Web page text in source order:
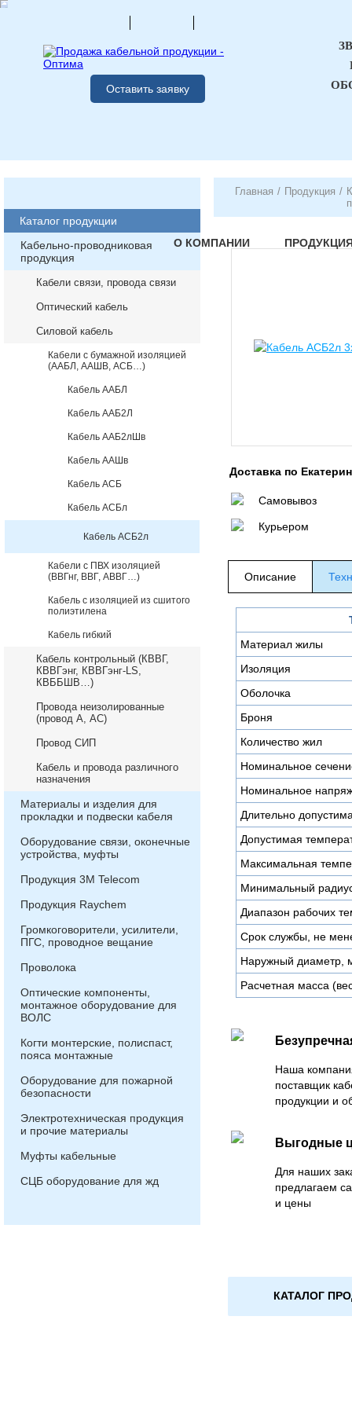
Оставить заявку
О КОМПАНИИ
Каталог продукции
Кабельно-проводниковая
продукция
Кабели связи, провода связи
Оптический кабель
Силовой кабель
Кабели с бумажной изоляцией
(ААБЛ, ААШВ, АСБ…)
Кабель ААБЛ
Кабель ААБ2Л
Кабель ААБ2лШв
Кабель ААШв
Кабель АСБ
Кабель АСБл
Кабель АСБ2л
Кабели с ПВХ изоляцией
(ВВГнг, ВВГ, АВВГ…)
Кабель с изоляцией из сшитого
полиэтилена
Кабель гибкий
Кабель контрольный (КВВГ,
КВВГэнг, КВВГэнг-LS,
КВББШВ…)
Провода неизолированные
(провод А, АС)
Провод СИП
Кабель и провода различного
назначения
Материалы и изделия для
прокладки и подвески кабеля
Оборудование связи, оконечные
устройства, муфты
Продукция 3М Telecom
Продукция Raychem
Громкоговорители, усилители,
ПГС, проводное вещание
Проволока
Оптические компоненты,
монтажное оборудование для
ВОЛС
Когти монтерские, полиспаст,
пояса монтажные
Оборудование для пожарной
безопасности
Электротехническая продукция
и прочие материалы
Муфты кабельные
СЦБ оборудование для жд
Главная / Продукция /
Доставка по
Самовывоз
Курьером
Описание
Материал жилы
Изоляция
Оболочка
Броня
Количество жил
Номинальное
Номинальное
Длительно
Допустимая
Максимальная
Минимальный
Диапазон рабочих
Срок службы, не
Наружный диаметр,
Расчетная масса
Наша
поставщик
продукции и
Выгодные
Для наших
предлагаем
и цены
КАТАЛОГ